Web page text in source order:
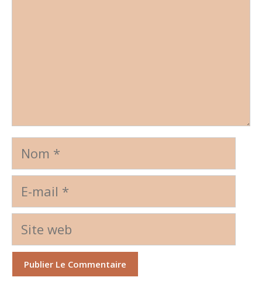
Nom
mail
Site
web